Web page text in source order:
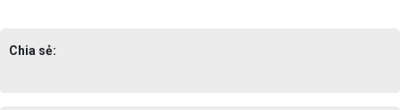
Chia sẻ: